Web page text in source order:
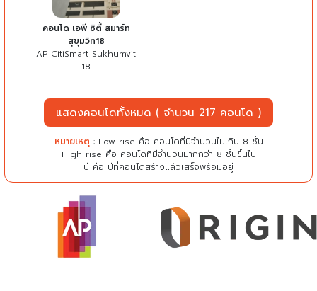
คอนโด เอพี ซิตี้ สมาร์ท
สุขุมวิท18
AP CitiSmart Sukhumvit
18
แสดงคอนโดทั้งหมด ( จำนวน 217 คอนโด )
หมายเหตุ : Low rise คือ คอนโดที่มีจำนวนไม่เกิน 8 ชั้น
High rise คือ คอนโดที่มีจำนวนมากกว่า 8 ชั้นขึ้นไป
ปี คือ ปีที่คอนโดสร้างแล้วเสร็จพร้อมอยู่